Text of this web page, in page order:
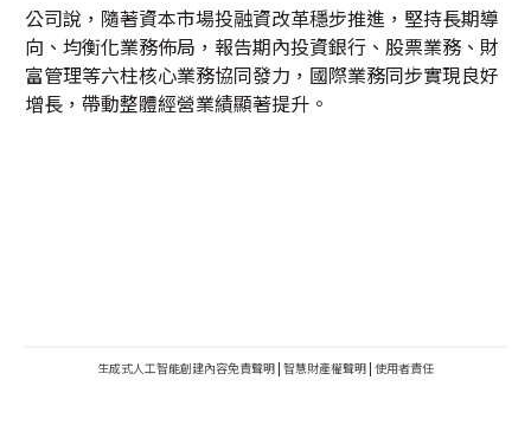
公司說，隨著資本市場投融資改革穩步推進，堅持長期導
向、均衡化業務佈局，報告期內投資銀行、股票業務、財
富管理等六柱核心業務協同發力，國際業務同步實現良好
增長，帶動整體經營業績顯著提升。
生成式人工智能創建內容免責聲明 | 智慧財產權聲明 | 使用者責任